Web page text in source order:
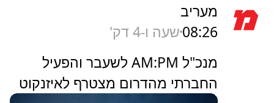
מעריב
08:26שעה ו-4 דק'
מנכ"ל AM:PM לשעבר והפעיל
החברתי מהדרום מצטרף לאיזנקוט